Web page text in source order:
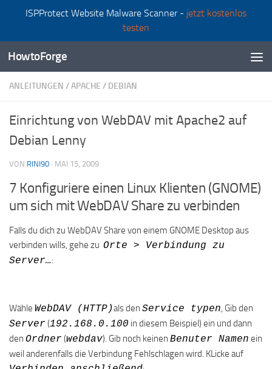
ISPProtect Website Malware Scanner - jetzt kostenlos
testen
Zum Inhalt springen
HowtoForge
ANLEITUNGEN /APACHE / DEBIAN
Einrichtung von WebDAV mit Apache2 auf
Debian Lenny
VON RINI90 · MAI 15, 2009
7 Konfiguriere einen Linux Klienten (GNOME)
um sich mit WebDAV Share zu verbinden
Falls du dich zu WebDAV Share von einem GNOME Desktop aus
verbinden wills, gehe zu Orte > Verbindung zu
Server…:
Wähle WebDAV (HTTP)als den Service typen, Gib den
Server (192.168.0.100 in diesem Beispiel) ein und dann
den Ordner (webdav). Gib noch keinen Benuter Namen ein
weil anderenfalls die Verbindung Fehlschlagen wird. KLicke auf